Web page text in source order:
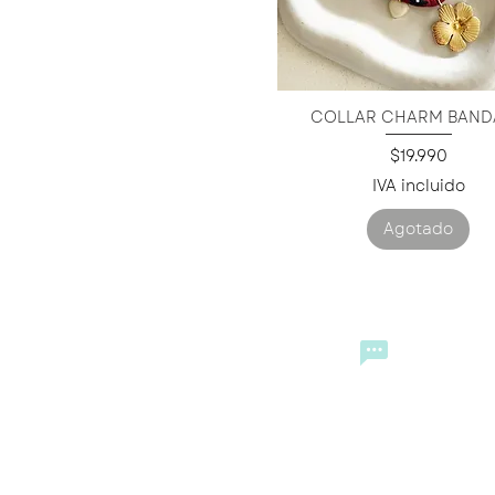
Vista rápida
COLLAR CHARM
Precio
$19.990
IVA incluido
Agotado